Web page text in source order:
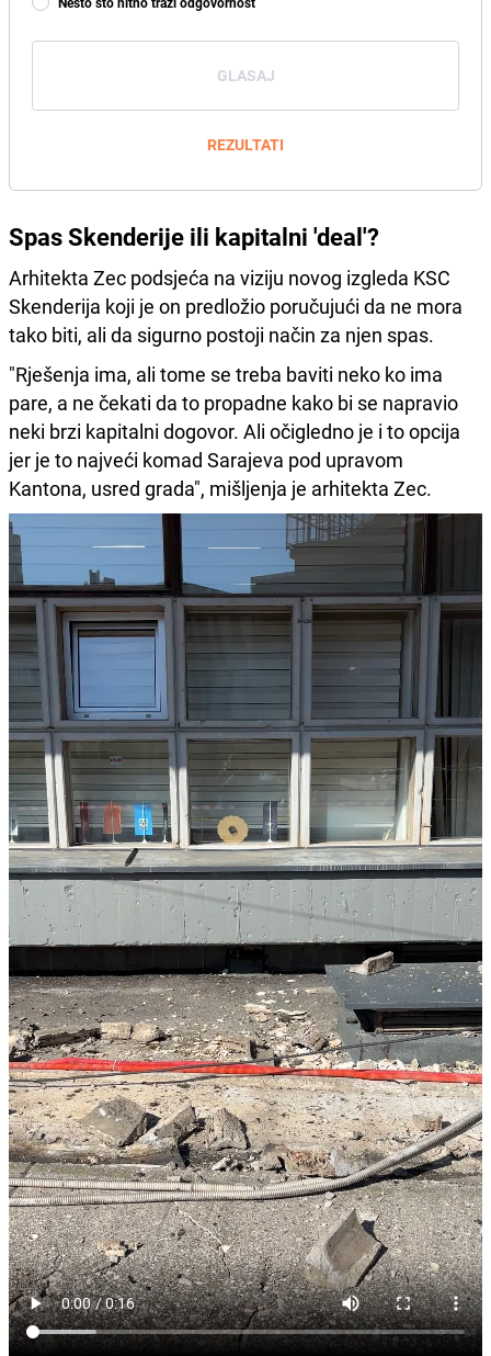
GLASAJ
REZULTATI
Spas Skenderije ili kapitalni 'deal'?
Arhitekta Zec podsjeća na viziju novog izgleda KSC
Skenderija koji je on predložio poručujući da ne mora
tako biti, ali da sigurno postoji način za njen spas.
"Rješenja ima, ali tome se treba baviti neko ko ima
pare, a ne čekati da to propadne kako bi se napravio
neki brzi kapitalni dogovor. Ali očigledno je i to opcija
jer je to najveći komad Sarajeva pod upravom
Kantona, usred grada", mišljenja je arhitekta Zec.